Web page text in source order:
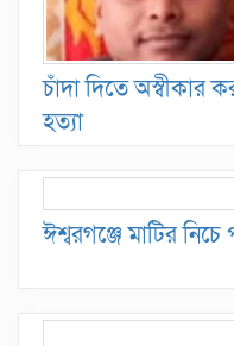
চাঁদা দিতে অস্বীকার
হত্যা
ঈশ্বরগঞ্জে মাটির